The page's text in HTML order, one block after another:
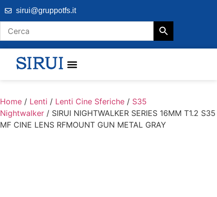
sirui@gruppotfs.it
Home / Lenti / Lenti Cine Sferiche / S35
Nightwalker / SIRUI NIGHTWALKER SERIES 16MM T1.2 S35
MF CINE LENS RFMOUNT GUN METAL GRAY